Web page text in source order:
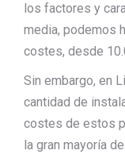
los factores y
media, podemos
costes, desde
Sin embargo, en
cantidad de
costes de estos
la gran mayoría